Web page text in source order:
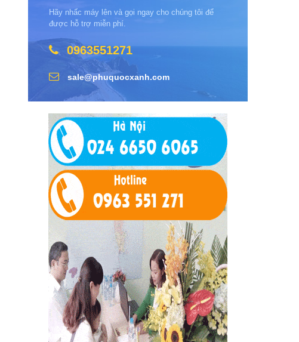
Hãy nhấc máy lên và gọi ngay cho chúng tôi để
được hỗ trợ miễn phí.
0963551271
sale@phuquocxanh.com